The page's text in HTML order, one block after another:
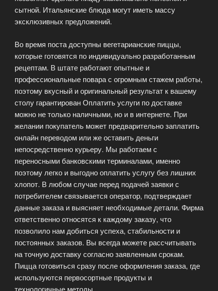
сытной. Итальянские блюда могут иметь массу
эксклюзивных предложений.
Во время поста доступны вегетарианские пиццы,
которые готовятся по индивидуально разработанным
рецептам. В штате работают опытные и
профессиональные повара с огромным стажем работы,
поэтому вкусный и оригинальный результат к вашему
столу гарантирован Оплатить услуги по доставке
можно не только наличными, но и в интернете. При
желании покупатель может предварительно заплатить
онлайн переводом или же оставить деньги
непосредственно курьеру. Мы работаем с
переносными банковскими терминалами, именно
поэтому легко и выгодно оплатить услугу без лишних
хлопот. В любом случае перед подачей заявки с
потребителем связывается оператор, подтверждает
данные заказа и выясняет необходимые детали. Фирма
ответственно относятся к каждому заказу, что
позволило нам добиться успеха, стабильности и
постоянных заказов. Вы всегда можете рассчитывать
на точную доставку согласно заявленным срокам.
Пицца готовиться сразу после оформления заказа, где
используются первосортные продукты и
технологичные методы.